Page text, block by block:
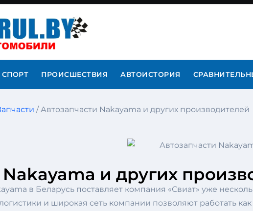
СПОРТ ПРОИСШЕСТВИЯ АВТОИСТОРИЯ
/ Автозапчасти Nakayama и других производителей
Nakayama и других
в Беларусь поставляет компания «Свиат» уже
и широкая сеть компании позволяют работать